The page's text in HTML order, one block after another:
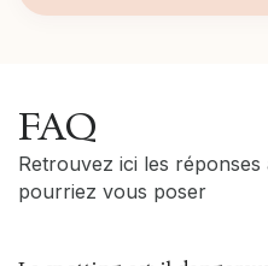
FAQ
Retrouvez ici les
pourriez vous poser